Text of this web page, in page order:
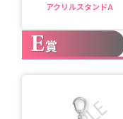
アクリルスタンドA
E賞